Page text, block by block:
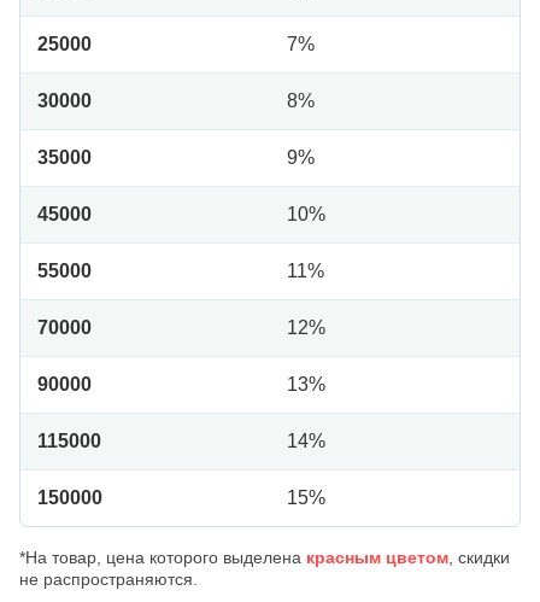
25000 7%
30000 8%
35000 9%
45000 10%
55000 11%
70000 12%
90000 13%
115000 14%
150000 15%
*На товар, цена которого выделена красным цветом , скидки
не распространяются.